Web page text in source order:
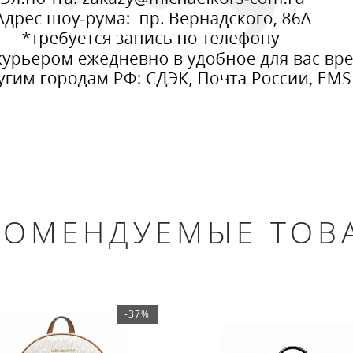
-37%